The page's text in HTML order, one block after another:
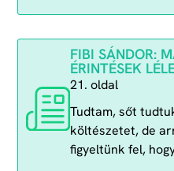
FIBI SÁNDOR:
ÉRINTÉSEK
21. oldal
Tudtam, sőt
költészetet, de
figyeltünk fel,